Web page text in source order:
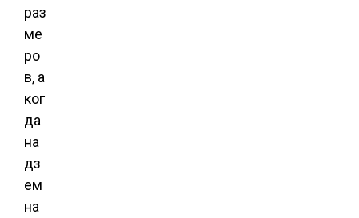
раз
ме
ро
в, а
ког
да
на
дз
ем
на